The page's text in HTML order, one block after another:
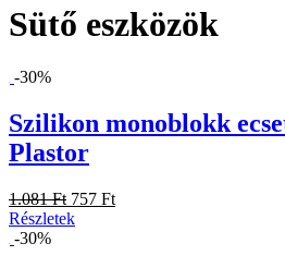
Sütő eszközök
-30%
Szilikon monoblokk
Plastor
1.081 Ft 757 Ft
Részletek
-30%